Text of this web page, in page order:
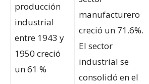
producción
industrial
entre 1943 y
1950 creció
un 61 %
manufacturero
creció un 71.6%.
El sector
industrial se
consolidó en el